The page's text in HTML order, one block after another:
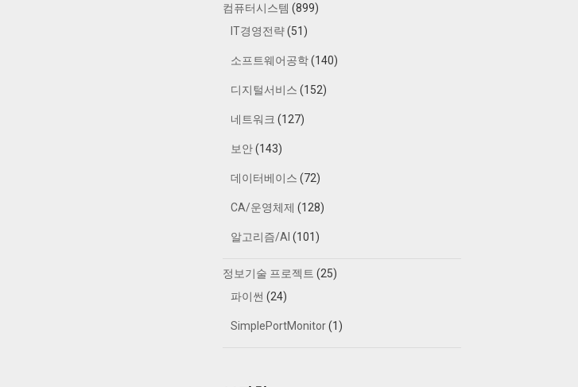
컴퓨터시스템 (899)
IT경영전략(51)
소프트웨어공학(140)
디지털서비스 (152)
네트워크 (127)
보안(143)
데이터베이스 (72)
CA/운영체제 (128)
알고리즘/AI (101)
정보기술 프로젝트 (25)
파이썬 (24)
SimplePortMonitor(1)